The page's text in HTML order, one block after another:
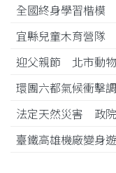
全國終身學習楷
宜縣兒童木育營
迎父親節 北市動
環團六都氣候衝擊
法定天然災害 政
臺鐵高雄機廠變身